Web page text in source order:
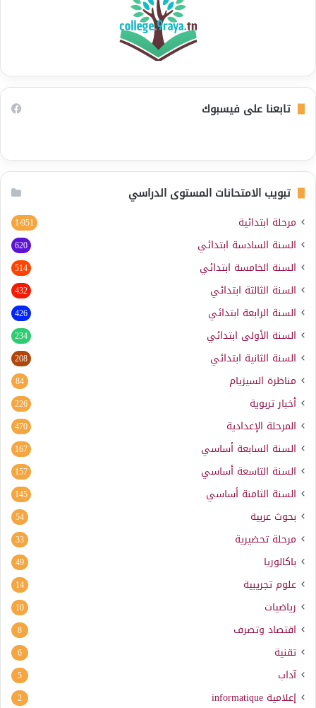
تابعنا على فيسبوك
تبويب الامتحانات المستوى الدراسي
مرحلة ابتدائية 1٬951
السنة السادسة ابتدائي 620
السنة الخامسة ابتدائي 514
السنة الثالثة ابتدائي 432
السنة الرابعة ابتدائي 426
السنة الأولى ابتدائي 234
السنة الثانية ابتدائي 208
مناظرة السيزيام 84
أخبار تربوية 226
المرحلة الإعدادية 470
السنة السابعة أساسي 167
السنة التاسعة أساسي 157
السنة الثامنة أساسي 145
بحوث عربية 54
مرحلة تحضيرية 33
باكالوريا 49
علوم تجريبية 14
رياضيات 10
اقتصاد وتصرف 8
تقنية 6
آداب 5
إعلامية informatique
2